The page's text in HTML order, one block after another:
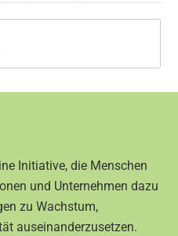
Initiative, die Menschen
und Unternehmen dazu
zu Wachstum,
auseinanderzusetzen.